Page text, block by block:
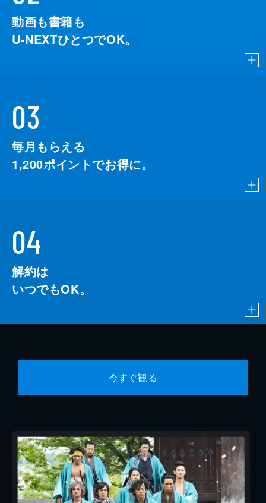
動画も書籍も
U-NEXTひとつでOK。
03
毎月もらえる
1,200ポイントでお得に。
04
解約は
いつでもOK。
今すぐ観る